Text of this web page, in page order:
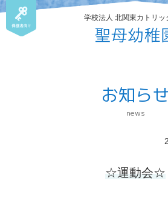
学校法人 北関東カトリッ
お知らせ
news
☆運動会☆